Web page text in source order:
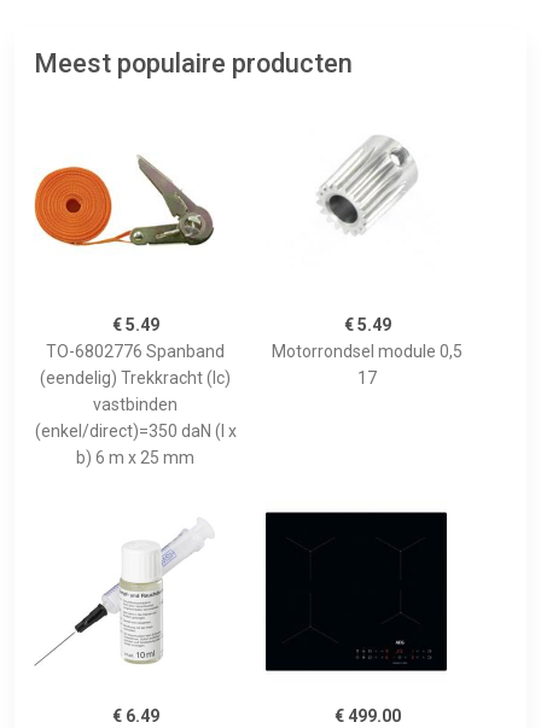
Meest populaire producten
€ 5.49
TO-6802776 Spanband
(eendelig) Trekkracht (lc)
vastbinden
(enkel/direct)=350 daN (l x
b) 6 m x 25 mm
€ 5.49
Motorrondsel module 0,5
17
€ 6.49
€ 499.00